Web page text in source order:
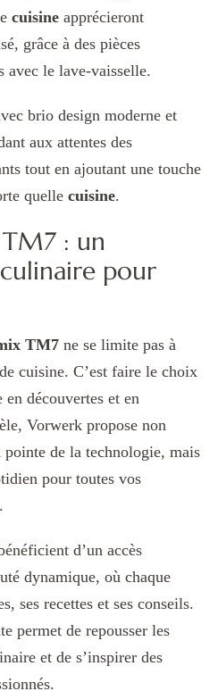
cuisine apprécieront
grâce à des pièces
avec le lave-vaisselle.
brio design moderne et
aux attentes des
tout en ajoutant une touche
quelle cuisine.
: un
pour
TM7 ne se limite pas à
cuisine. C’est faire le choix
découvertes et en
Vorwerk propose non
de la technologie, mais
pour toutes vos
d’un accès
dynamique, où chaque
ses recettes et ses conseils.
permet de repousser les
et de s’inspirer des